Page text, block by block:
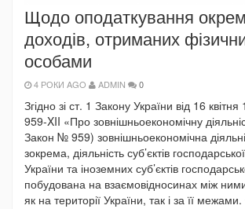
Щодо оподаткування
доходів, отриманих
особами
4 РОКИ AGO ADMIN 0
Згідно зі ст. 1 Закону України від 16
959-XII «Про зовнішньоекономічну
Закон № 959) зовнішньоекономічна
зокрема, діяльність суб’єктів
України та іноземних суб’єктів
побудована на взаємовідносинах між
як на території України, так і за її